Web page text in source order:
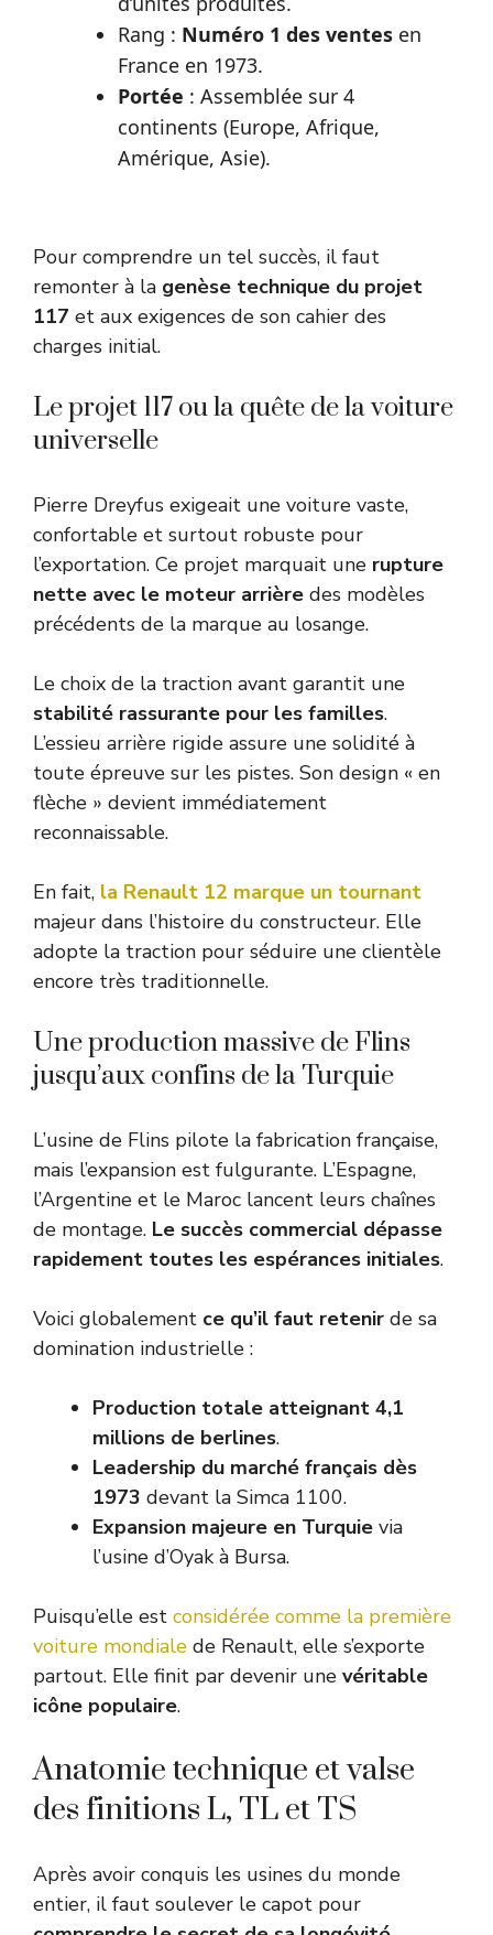
Rang : Numéro 1 des ventesen
France en 1973.
Portée : Assemblée sur 4
continents (Europe, Afrique,
Amérique, Asie).
Pour comprendre un tel succès, il faut
remonter à la genèse technique du projet
117 et aux exigences de son cahier des
charges initial.
Le projet 117 ou la quête de la voiture
universelle
Pierre Dreyfus exigeait une voiture vaste,
confortable et surtout robuste pour
l’exportation. Ce projet marquait une rupture
nette avec le moteur arrière des modèles
précédents de la marque au losange.
Le choix de la traction avant garantit une
stabilité rassurante pour les familles.
L’essieu arrière rigide assure une solidité à
toute épreuve sur les pistes. Son design « en
flèche » devient immédiatement
reconnaissable.
En fait, la Renault 12 marque un tournant
majeur dans l’histoire du constructeur. Elle
adopte la traction pour séduire une clientèle
encore très traditionnelle.
Une production massive de Flins
jusqu’aux confins de la Turquie
L’usine de Flins pilote la fabrication française,
mais l’expansion est fulgurante. L’Espagne,
l’Argentine et le Maroc lancent leurs chaînes
de montage. Le succès commercial dépasse
rapidement toutes les espérances initiales.
Voici globalement ce qu’il faut retenir de sa
domination industrielle :
Production totale atteignant 4,1
millions de berlines.
Leadership du marché français dès
1973 devant la Simca 1100.
Expansion majeure en Turquie via
l’usine d’Oyak à Bursa.
Puisqu’elle est considérée comme la première
voiture mondiale de Renault, elle s’exporte
partout. Elle finit par devenir une véritable
icône populaire.
Anatomie technique et valse
des finitions L, TL et TS
Après avoir conquis les usines du monde
entier, il faut soulever le capot pour